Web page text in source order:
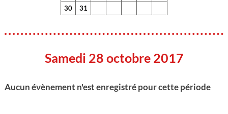
30
31
Samedi 28 octobre 2017
Aucun évènement n'est enregistré pour cette période